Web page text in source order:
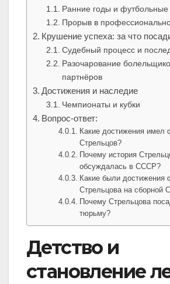
Ранние годы и футбольные
Прорыв в
Крушение успеха: за что
Судебный процесс и
Разочарование
партнёров
Достижения и наследие
Чемпионаты и кубки
Вопрос-ответ:
Какие достижения имел
Стрельцов?
Почему история
обсуждалась в СССР?
Какие были достижения
Стрельцова на сборной
Почему Стрельцова
тюрьму?
Детство и
становление